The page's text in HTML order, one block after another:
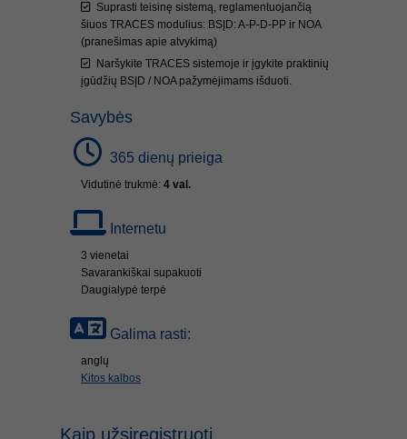
Suprasti teisinę sistemą, reglamentuojančią
šiuos TRACES modulius: BSĮD: A-P-D-PP ir NOA
(pranešimas apie atvykimą)
Naršykite TRACES sistemoje ir įgykite praktinių
įgūdžių BSĮD / NOA pažymėjimams išduoti.
Savybės
365 dienų prieiga
Vidutinė trukmė: 4 val.
Internetu
3 vienetai
Savarankiškai supakuoti
Daugialypė terpė
Galima rasti:
anglų
Kitos kalbos
Kaip užsiregistruoti